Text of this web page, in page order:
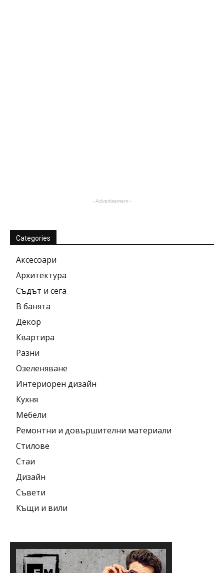
- Advertisement -
Categories
Аксесоари
Архитектура
Съдът и сега
В банята
Декор
Квартира
Разни
Озеленяване
Интериорен дизайн
Кухня
Мебели
Ремонтни и довършителни материали
Стилове
Стаи
Дизайн
Съвети
Къщи и вили